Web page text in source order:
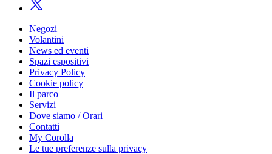
Negozi
Volantini
News ed eventi
Spazi espositivi
Privacy Policy
Cookie policy
Il parco
Servizi
Dove siamo / Orari
Contatti
My Corolla
Le tue preferenze sulla privacy